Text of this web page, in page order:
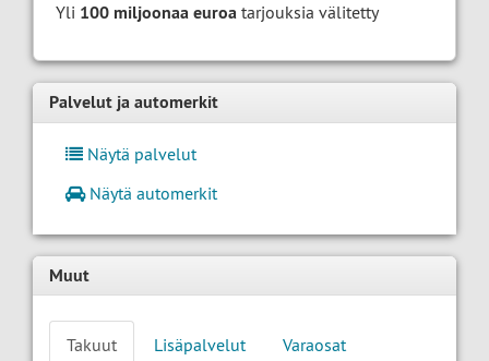
Yli 100 miljoonaa euroa tarjouksia välitetty
Palvelut ja automerkit
Näytä palvelut
Näytä automerkit
Muut
Takuut Lisäpalvelut Varaosat